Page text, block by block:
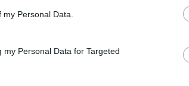
Personal Data.
Personal Data for Targeted
“dietrologia”. Tutti
dopo Ronzulli,
su Vodka e
un po’ suonato. Ok,